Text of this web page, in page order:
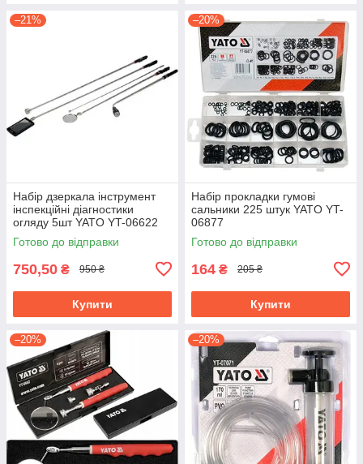
–21%
Набір дзеркала інструмент
інспекційні діагностики
огляду 5шт YATO YT-06622
Готово до відправки
750,50 ₴ 950 ₴
Купити
–20%
Набір прокладки гумові
сальники 225 штук YATO YT-
06877
Готово до відправки
164 ₴ 205 ₴
Купити
–20% –20%